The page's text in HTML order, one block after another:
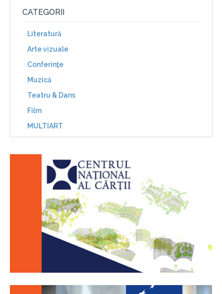
CATEGORII
Literatură
Arte vizuale
Conferinţe
Muzică
Teatru & Dans
Film
MULTIART